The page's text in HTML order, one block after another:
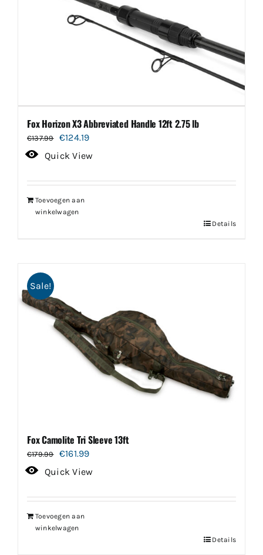
Fox Horizon X3 Abbreviated Handle 12ft 2.75 lb
€137.99
Oorspronkelijke
prijs
€137.99.
€124.19Huidige
prijs
€124.19.
Quick View
Toevoegen aan
winkelwagen
Details
Sale!
Fox Camolite Tri Sleeve 13ft
€179.99
Oorspronkelijke
prijs
€179.99.
€161.99Huidige
prijs
€161.99.
Quick View
Toevoegen aan
winkelwagen
Details